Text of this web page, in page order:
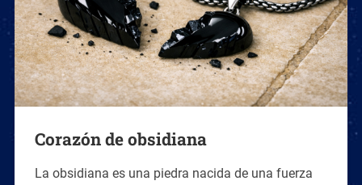
Corazón de obsidiana
La obsidiana es una piedra nacida de una fuerza